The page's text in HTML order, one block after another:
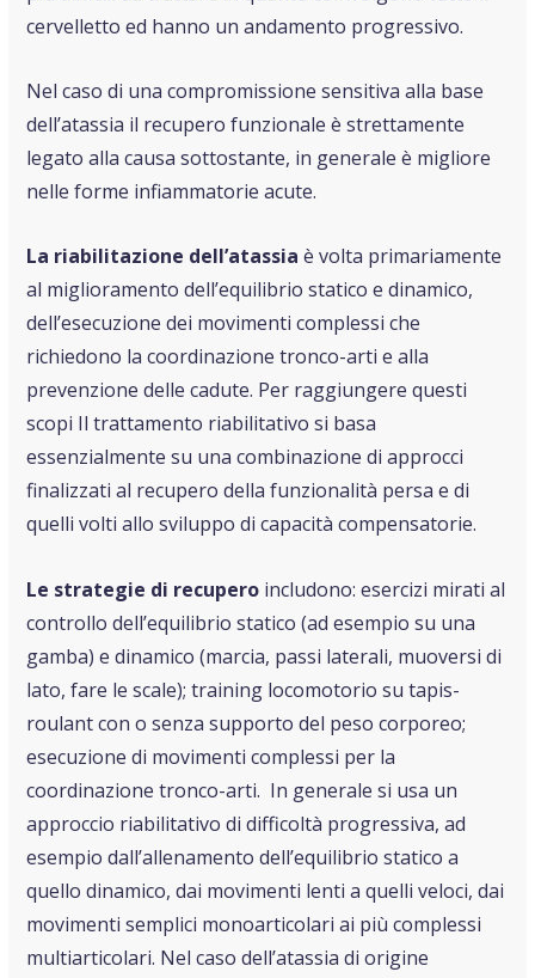
cervelletto ed hanno un andamento progressivo.
Nel caso di una compromissione sensitiva alla base
dell’atassia il recupero funzionale è strettamente
legato alla causa sottostante, in generale è migliore
nelle forme infiammatorie acute.
La riabilitazione dell’atassia è volta primariamente
al miglioramento dell’equilibrio statico e dinamico,
dell’esecuzione dei movimenti complessi che
richiedono la coordinazione tronco-arti e alla
prevenzione delle cadute. Per raggiungere questi
scopi Il trattamento riabilitativo si basa
essenzialmente su una combinazione di approcci
finalizzati al recupero della funzionalità persa e di
quelli volti allo sviluppo di capacità compensatorie.
Le strategie di recupero includono: esercizi mirati al
controllo dell’equilibrio statico (ad esempio su una
gamba) e dinamico (marcia, passi laterali, muoversi di
lato, fare le scale); training locomotorio su tapis-
roulant con o senza supporto del peso corporeo;
esecuzione di movimenti complessi per la
coordinazione tronco-arti. In generale si usa un
approccio riabilitativo di difficoltà progressiva, ad
esempio dall’allenamento dell’equilibrio statico a
quello dinamico, dai movimenti lenti a quelli veloci, dai
movimenti semplici monoarticolari ai più complessi
multiarticolari. Nel caso dell’atassia di origine